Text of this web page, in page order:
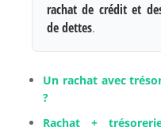
rachat de crédit et
de dettes.
Un rachat avec
?
Rachat +